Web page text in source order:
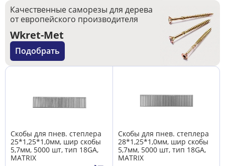
Качественные саморезы для дерева
от европейского производителя
Wkret-Met
Подобрать
Скобы для пнев. степлера
25*1,25*1,0мм, шир скобы
5,7мм, 5000 шт, тип 18GA,
MATRIX
Скобы для пнев. степлера
28*1,25*1,0мм, шир скобы
5,7мм, 5000 шт, тип 18GA,
MATRIX